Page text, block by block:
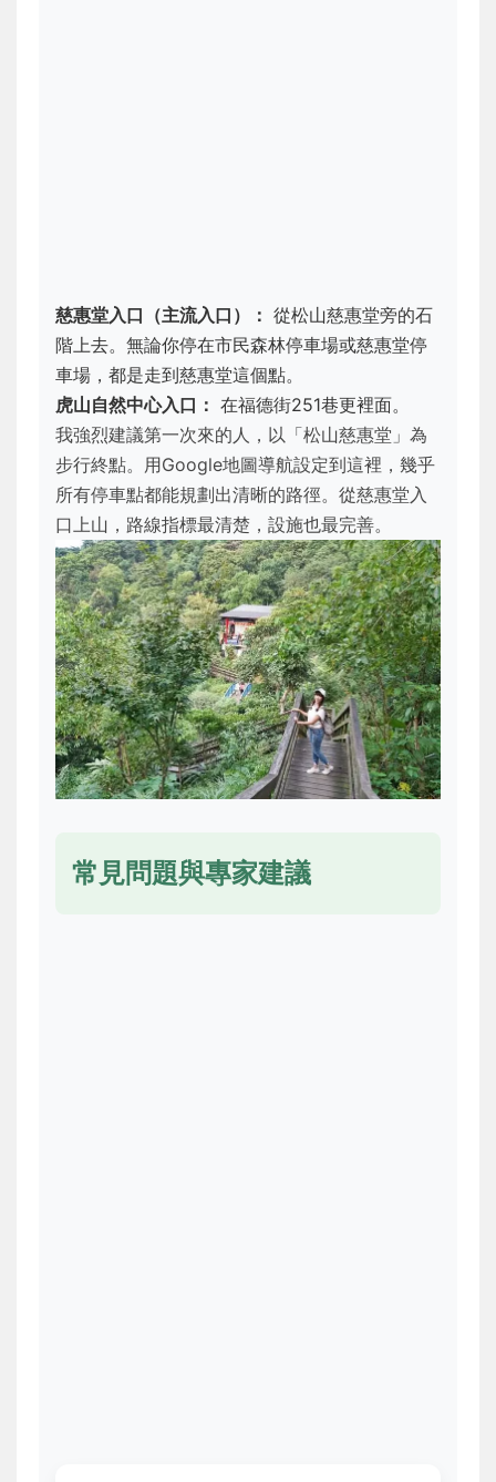
慈惠堂入口（主流入口）： 從松山慈惠堂旁的石
階上去。無論你停在市民森林停車場或慈惠堂停
車場，都是走到慈惠堂這個點。
虎山自然中心入口： 在福德街251巷更裡面。
我強烈建議第一次來的人，以「松山慈惠堂」為
步行終點。用Google地圖導航設定到這裡，幾乎
所有停車點都能規劃出清晰的路徑。從慈惠堂入
口上山，路線指標最清楚，設施也最完善。
常見問題與專家建議